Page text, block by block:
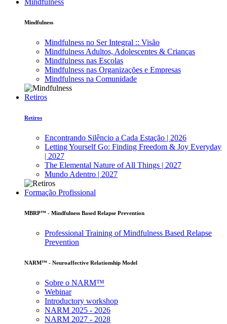
Mindfulness
Mindfulness no Ser Integral :: Visão
Mindfulness Adultos, Adolescentes & Crianças
Mindfulness nas Escolas
Mindfulness nas Organizações e Empresas
Mindfulness na Comunidade
Retiros
Retiros
Encontrando Silêncio a Cada Estação | 2026
Letting Yourself Go: Finding Freedom & Joy Everyday
| 2027
The Elemental Nature of All Things | 2027
Mundo Adentro | 2027
Formação Profissional
MBRP™ - Mindfulness Based Relapse Prevention
Professional Training of Mindfulness Based Relapse
Prevention
NARM™ - Neuroaffective Relationship Model
Sobre o NARM™
Webinar
Introductory workshop
NARM 2025 - 2026
NARM 2027 - 2028